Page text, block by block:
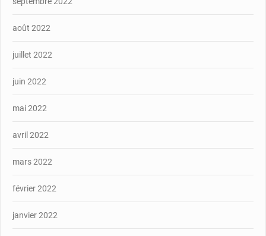
août 2022
juillet 2022
juin 2022
mai 2022
avril 2022
mars 2022
février 2022
janvier 2022